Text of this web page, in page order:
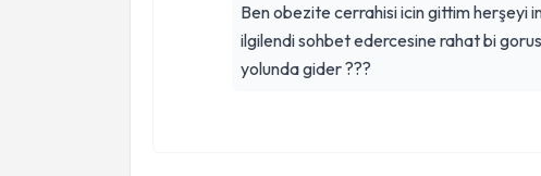
Ben obezite cerrahisi icin gittim herşeyi
ilgilendi sohbet edercesine rahat bi
yolunda gider ???